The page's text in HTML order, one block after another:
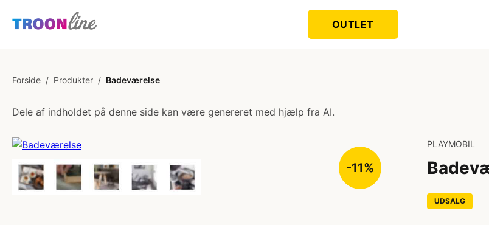
OUTLET
Forside / Produkter / Badeværelse
Dele af indholdet på denne side kan være genereret med hjælp fra AI.
-11%
PLAYMOBIL
UDSALG